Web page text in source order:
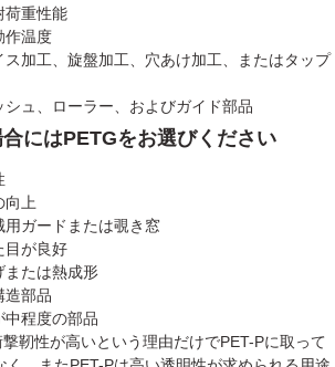
荷重性能
作温度
ス加工、旋盤加工、穴あけ加工、またはタップ
シュ、ローラー、およびガイド部品
にはPETGをお選びください
向上
用ガードまたは覗き窓
目が良好
または熱成形
造部品
中程度の部品
靭性が高いという理由だけでPET-Pに取って